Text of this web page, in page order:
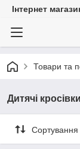
Інтернет
Товари та
Дитячі кросівки
Сортування